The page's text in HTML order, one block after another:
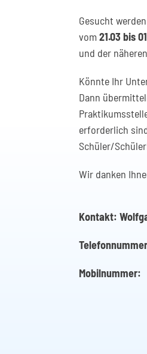
Gesucht werden
vom 21.03 bis
und der
Könnte Ihr
Dann
erforderlich
Schüler/
Wir danken
Kontakt:
Mobilnummer: